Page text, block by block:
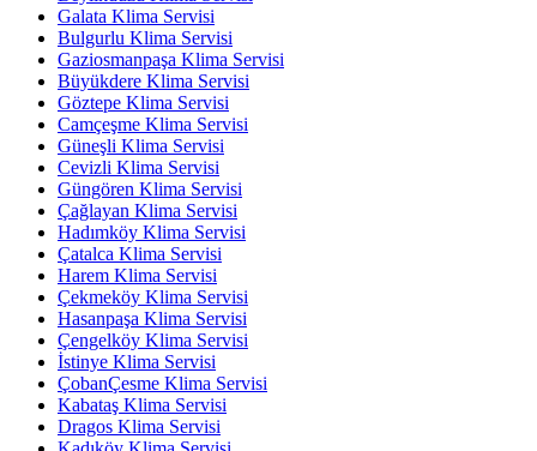
Galata Klima Servisi
Bulgurlu Klima Servisi
Gaziosmanpaşa Klima Servisi
Büyükdere Klima Servisi
Göztepe Klima Servisi
Camçeşme Klima Servisi
Güneşli Klima Servisi
Cevizli Klima Servisi
Güngören Klima Servisi
Çağlayan Klima Servisi
Hadımköy Klima Servisi
Çatalca Klima Servisi
Harem Klima Servisi
Çekmeköy Klima Servisi
Hasanpaşa Klima Servisi
Çengelköy Klima Servisi
İstinye Klima Servisi
ÇobanÇesme Klima Servisi
Kabataş Klima Servisi
Dragos Klima Servisi